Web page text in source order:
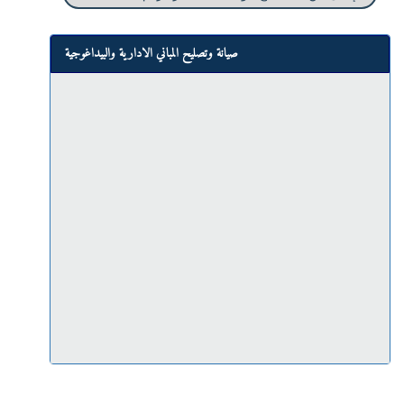
صيانة وتصليح المباني الادارية والبيداغوجية